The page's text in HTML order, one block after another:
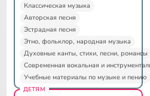
Классическая музыка
Авторская песня
Эстрадная песня
Этно, фольклор, народная музыка
Духовные канты, стихи, песни, романсы
Современная вокальная и
Учебные материалы по музыке и пению
ДЕТЯМ